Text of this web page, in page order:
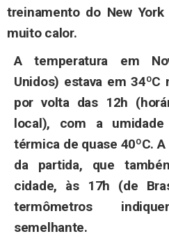
treinamento do New
muito calor.
A temperatura em
Unidos) estava em
por volta das 12h
local), com a
térmica de quase 40ºC.
da partida, que
cidade, às 17h (de
termômetros
semelhante.